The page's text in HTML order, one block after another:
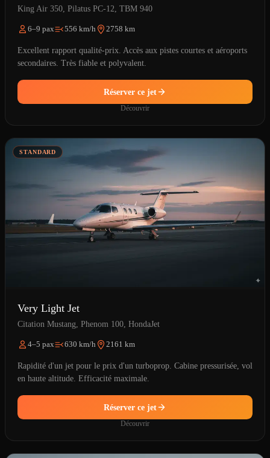
King Air 350, Pilatus PC-12, TBM 940
6–9 pax 556 km/h 2758 km
Excellent rapport qualité-prix. Accès aux pistes courtes et aéroports
secondaires. Très fiable et polyvalent.
Réserver ce jet
Découvrir
STANDARD
Very Light Jet
Citation Mustang, Phenom 100, HondaJet
4–5 pax 630 km/h 2161 km
Rapidité d'un jet pour le prix d'un turboprop. Cabine pressurisée, vol
en haute altitude. Efficacité maximale.
Réserver ce jet
Découvrir